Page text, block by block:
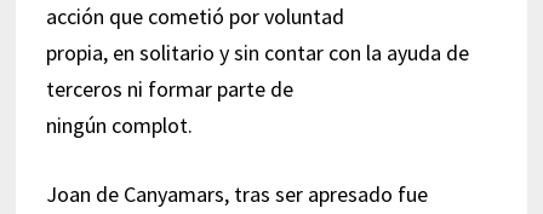
acción que cometió por voluntad
propia, en solitario y sin contar con la ayuda de
terceros ni formar parte de
ningún complot.
Joan de Canyamars, tras ser apresado fue